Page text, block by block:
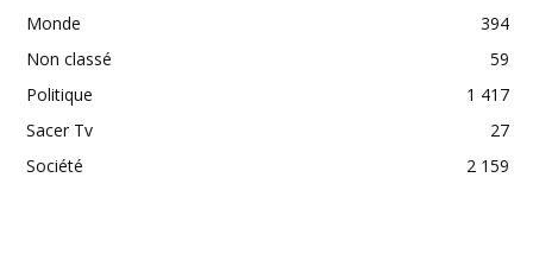
Monde
394
Non classé
59
Politique
1 417
Sacer Tv
27
Société
2 159